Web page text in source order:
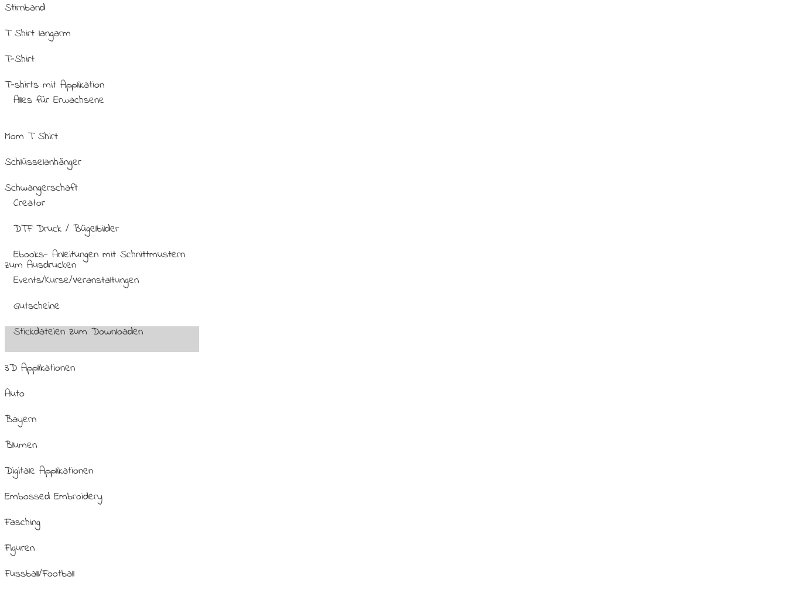
Stirnband
T Shirt langarm
T-Shirt
T-shirts mit Applikation
Alles für Erwachsene
Mom T Shirt
Schlüsselanhänger
Schwangerschaft
Creator
DTF Druck / Bügelbilder
Ebooks- Anleitungen mit Schnittmustern
zum Ausdrucken
Events/Kurse/Veranstaltungen
Gutscheine
Stickdateien zum Downloaden
3D Applikationen
Auto
Bayern
Blumen
Digitale Applikationen
Embossed Embroidery
Fasching
Figuren
Fussball/Football